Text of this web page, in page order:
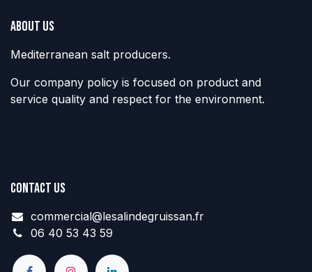
About us
Mediterranean salt producers.
Our company policy is focused on product and
service quality and respect for the environment.
Contact us
commercial@lesalindegruissan.fr
06 40 53 43 59